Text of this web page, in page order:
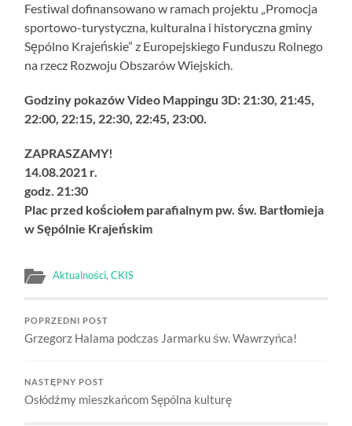
Festiwal dofinansowano w ramach projektu „Promocja
sportowo-turystyczna, kulturalna i historyczna gminy
Sępólno Krajeńskie” z Europejskiego Funduszu Rolnego
na rzecz Rozwoju Obszarów Wiejskich.
Godziny pokazów Video Mappingu 3D: 21:30, 21:45,
22:00, 22:15, 22:30, 22:45, 23:00.
ZAPRASZAMY!
14.08.2021 r.
godz. 21:30
Plac przed kościołem parafialnym pw. św. Bartłomieja
w Sępólnie Krajeńskim
Aktualności,CKIS
POPRZEDNI POST
Grzegorz Halama podczas Jarmarku św. Wawrzyńca!
NASTĘPNY POST
Osłódźmy mieszkańcom Sępólna kulturę